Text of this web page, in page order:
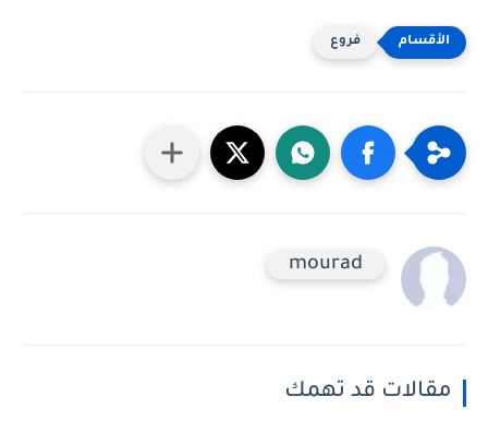
فروع
mourad
مقالات قد تهمك